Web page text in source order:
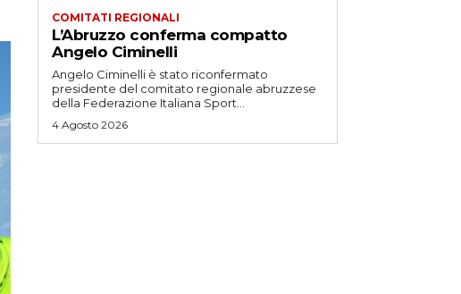
COMITATI REGIONALI
L’Abruzzo conferma compatto
Angelo Ciminelli
Angelo Ciminelli è stato riconfermato
presidente del comitato regionale abruzzese
della Federazione Italiana Sport...
4 Agosto 2026